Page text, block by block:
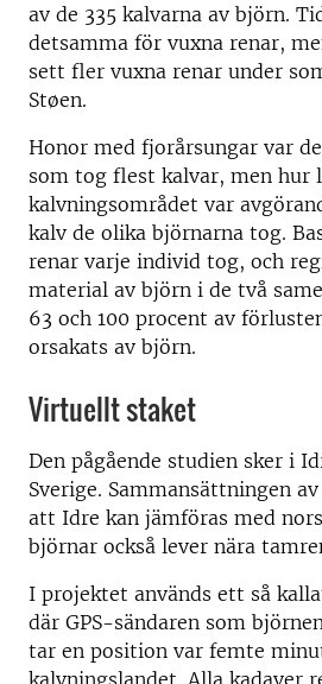
av de 335 kalvarna av björn.
detsamma för vuxna renar,
sett fler vuxna renar under
Støen.
Honor med fjorårsungar var
som tog flest kalvar, men hur
kalvningsområdet var
kalv de olika björnarna tog.
renar varje individ tog, och
material av björn i de två
63 och 100 procent av
orsakats av björn.
Virtuellt staket
Den pågående studien sker i
Sverige. Sammansättningen
att Idre kan jämföras med
björnar också lever nära
I projektet används ett så
där GPS-sändaren som
tar en position var femte
kalvningslandet. Alla kadaver